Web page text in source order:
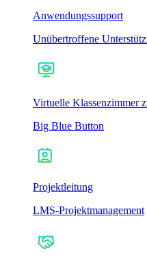
Anwendungssupport
Unübertroffene
Virtuelle Klassenzimmer
Big Blue Button
Projektleitung
LMS-Projektmanagement